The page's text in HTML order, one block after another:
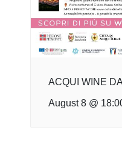
ACQUI WINE
August 8 @